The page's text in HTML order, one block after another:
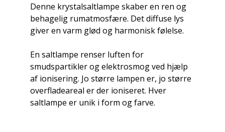
Denne krystalsaltlampe skaber en ren og
behagelig rumatmosfære. Det diffuse lys
giver en varm glød og harmonisk følelse.
En saltlampe renser luften for
smudspartikler og elektrosmog ved hjælp
af ionisering. Jo større lampen er, jo større
overfladeareal er der ioniseret. Hver
saltlampe er unik i form og farve.